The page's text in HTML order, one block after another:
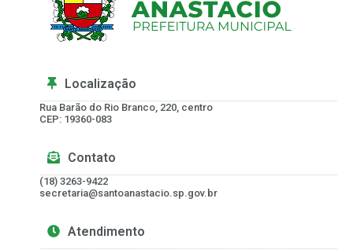
Localização
Rua Barão do Rio Branco, 220, centro
CEP: 19360-083
Contato
(18) 3263-9422
secretaria@santoanastacio.sp.gov.br
Atendimento